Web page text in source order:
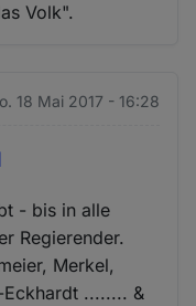
Volk".
18 Mai 2017 - 16:28
- bis in alle
Regierender.
Merkel,
........ &